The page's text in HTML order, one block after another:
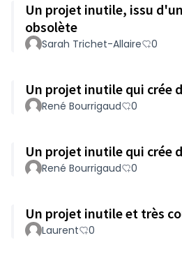
Un projet inutile, issu
obsolète
Sarah Trichet-Allaire 0
Un projet inutile qui crée
René Bourrigaud 0
Un projet inutile qui crée
René Bourrigaud 0
Un projet inutile et très
Laurent 0